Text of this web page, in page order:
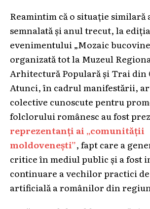
Reamintim că o situație similară
semnalată și anul trecut, la
evenimentului „Mozaic
organizată tot la Muzeul
Arhitectură Populară și Trai din
Atunci, în cadrul manifestării,
colective cunoscute pentru
folclorului românesc au fost
reprezentanți ai „comunității
moldovenești”, fapt care a
critice în mediul public și a fost
continuare a vechilor practici
artificială a românilor din